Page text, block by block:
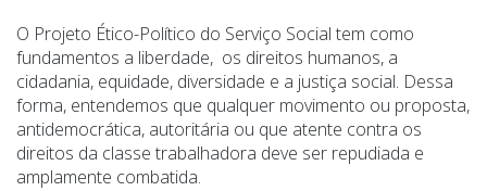
O Projeto Ético-Político do Serviço Social tem como
fundamentos a liberdade, os direitos humanos, a
cidadania, equidade, diversidade e a justiça social. Dessa
forma, entendemos que qualquer movimento ou proposta,
antidemocrática, autoritária ou que atente contra os
direitos da classe trabalhadora deve ser repudiada e
amplamente combatida.